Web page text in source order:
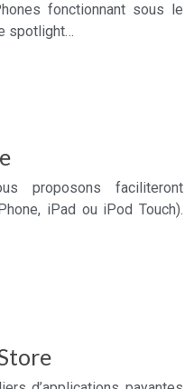
fonctionnant sous le
spotlight…
proposons faciliteront
iPad ou iPod Touch).